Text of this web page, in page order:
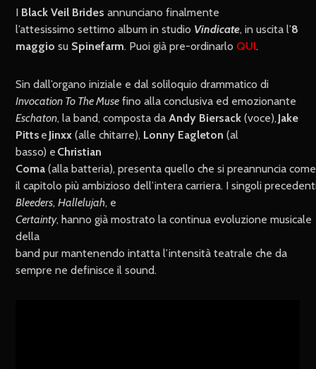
I Black Veil Brides annunciano finalmente
l’attesissimo settimo album in studio Vindicate, in uscita l’8
maggio su Spinefarm. Puoi già pre-ordinarlo QUI.
Sin dall’organo iniziale e dal soliloquio drammatico di
Invocation To The Muse fino alla conclusiva ed emozionante
Eschaton, la band, composta daAndy Biersack (voce),Jake
Pitts e Jinxx (alle chitarre), Lonny Eagleton (al
basso) e Christian
Coma (alla batteria), presenta quello che si preannuncia come
il capitolo più ambizioso dell’intera carriera. I singoli
Bleeders,Hallelujah, e
Certainty, hanno già mostrato la continua evoluzione musicale
della
band pur mantenendo intatta l’intensità teatrale che da
sempre ne definisce il sound.